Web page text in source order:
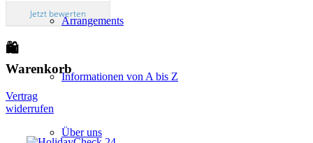
Arrangements
Informationen von A bis Z
Über uns
Jetzt bewerten
🛍
Warenkorb
Vertrag
widerrufen